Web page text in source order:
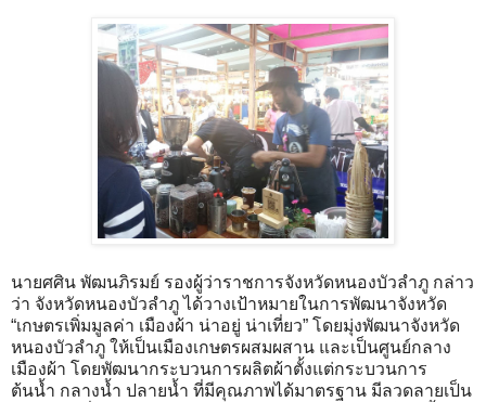
นายศศิน พัฒนภิรมย์ รองผู้ว่าราชการจังหวัดหนองบัวลำภู กล่าว
ว่า จังหวัดหนองบัวลำภู ได้วางเป้าหมายในการพัฒนาจังหวัด
“เกษตรเพิ่มมูลค่า เมืองผ้า น่าอยู่ น่าเที่ยว” โดยมุ่งพัฒนาจังหวัด
หนองบัวลำภู ให้เป็นเมืองเกษตรผสมผสาน และเป็นศูนย์กลาง
เมืองผ้า โดยพัฒนากระบวนการผลิตผ้าตั้งแต่กระบวนการ
ต้นน้ำ กลางน้ำ ปลายน้ำ ที่มีคุณภาพได้มาตรฐาน มีลวดลายเป็น